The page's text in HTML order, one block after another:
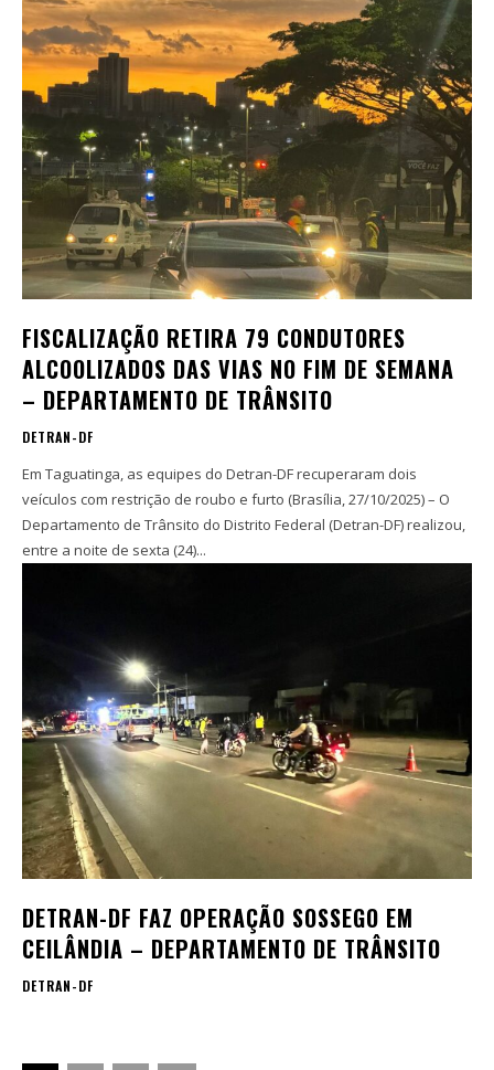
FISCALIZAÇÃO RETIRA 79 CONDUTORES
ALCOOLIZADOS DAS VIAS NO FIM DE SEMANA
– DEPARTAMENTO DE TRÂNSITO
DETRAN-DF
Em Taguatinga, as equipes do Detran-DF recuperaram dois
veículos com restrição de roubo e furto (Brasília, 27/10/2025) – O
Departamento de Trânsito do Distrito Federal (Detran-DF) realizou,
entre a noite de sexta (24)...
DETRAN-DF FAZ OPERAÇÃO SOSSEGO EM
CEILÂNDIA – DEPARTAMENTO DE TRÂNSITO
DETRAN-DF